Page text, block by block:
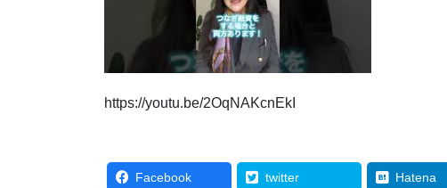
https://youtu.be/2OqNAKcnEkI
Facebook twitter Hatena